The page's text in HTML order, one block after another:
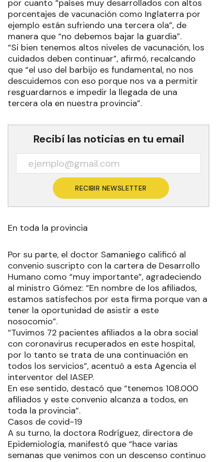
por cuanto “países muy desarrollados con altos
porcentajes de vacunación como Inglaterra por
ejemplo están sufriendo una tercera ola”, de
manera que “no debemos bajar la guardia”.
“Si bien tenemos altos niveles de vacunación, los
cuidados deben continuar”, afirmó, recalcando
que “el uso del barbijo es fundamental, no nos
descuidemos con eso porque nos va a permitir
resguardarnos e impedir la llegada de una
tercera ola en nuestra provincia”.
Recibí las noticias en tu email
RECIBIR NEWSLETTER
En toda la provincia
Por su parte, el doctor Samaniego calificó al
convenio suscripto con la cartera de Desarrollo
Humano como “muy importante”, agradeciendo
al ministro Gómez: “En nombre de los afiliados,
estamos satisfechos por esta firma porque van a
tener la oportunidad de asistir a este
nosocomio”.
“Tuvimos 72 pacientes afiliados a la obra social
con coronavirus recuperados en este hospital,
por lo tanto se trata de una continuación en
todos los servicios”, acentuó a esta Agencia el
interventor del IASEP.
En ese sentido, destacó que “tenemos 108.000
afiliados y este convenio alcanza a todos, en
toda la provincia”.
Casos de covid-19
A su turno, la doctora Rodríguez, directora de
Epidemiología, manifestó que “hace varias
semanas que venimos con un descenso continuo